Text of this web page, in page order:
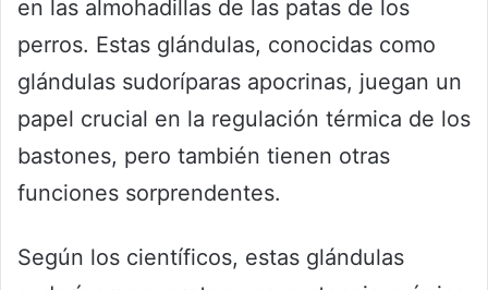
en las almohadillas de las patas de los
perros. Estas glándulas, conocidas como
glándulas sudoríparas apocrinas, juegan un
papel crucial en la regulación térmica de los
bastones, pero también tienen otras
funciones sorprendentes.
Según los científicos, estas glándulas